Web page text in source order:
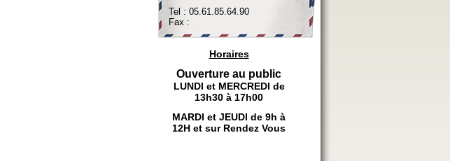
Tel : 05.61.85.64.90
Fax :
Horaires
Ouverture au public
LUNDI et MERCREDI de
13h30 à 17h00
MARDI et JEUDI de 9h à
12H et sur Rendez Vous